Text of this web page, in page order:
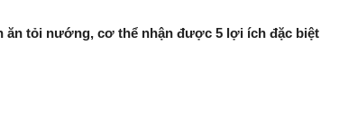
ăn tỏi nướng, cơ thể nhận được 5 lợi ích đặc biệt